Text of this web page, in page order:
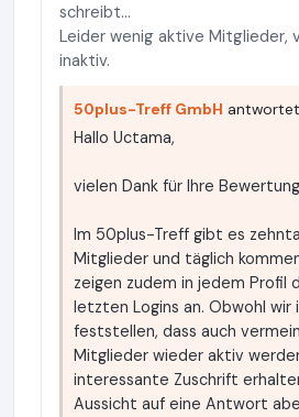
schreibt…
Leider wenig aktive Mitglieder,
inaktiv.
50plus-Treff GmbH
Hallo Uctama,
vielen Dank für Ihre
Im 50plus-Treff gibt es
Mitglieder und täglich
zeigen zudem in jedem Profil
letzten Logins an. Obwohl wir
feststellen, dass auch
Mitglieder wieder aktiv
interessante Zuschrift
Aussicht auf eine Antwort